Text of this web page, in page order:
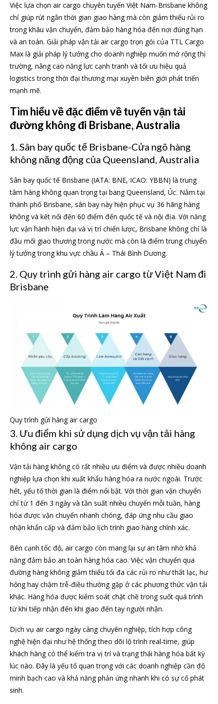
Việc lựa chọn air cargo chuyên tuyến Việt Nam-Brisbane không
chỉ giúp rút ngắn thời gian giao hàng mà còn giảm thiểu rủi ro
trong khâu vận chuyển, đảm bảo hàng hóa đến nơi đúng hạn
và an toàn. Giải pháp vận tải air cargo trọn gói của TTL Cargo
Max là giải pháp lý tưởng cho doanh nghiệp muốn mở rộng thị
trường, nâng cao năng lực cạnh tranh và tối ưu hiệu quả
logistics trong thời đại thương mại xuyên biên giới phát triển
mạnh mẽ.
Tìm hiểu về đặc điểm về tuyến vận tải
đường không đi Brisbane, Australia
1. Sân bay quốc tế Brisbane-Cửa ngõ hàng
không năng động của Queensland, Australia
Sân bay quốc tế Brisbane (IATA: BNE, ICAO: YBBN) là trung
tâm hàng không quan trọng tại bang Queensland, Úc. Nằm tại
thành phố Brisbane, sân bay này hiện phục vụ 36 hãng hàng
không và kết nối đến 60 điểm đến quốc tế và nội địa. Với năng
lực vận hành hiện đại và vị trí chiến lược, Brisbane không chỉ là
đầu mối giao thương trong nước mà còn là điểm trung chuyển
lý tưởng trong khu vực châu Á – Thái Bình Dương.
2. Quy trình gửi hàng air cargo từ Việt Nam đi
Brisbane
Quy trình gửi hàng air cargo
3. Ưu điểm khi sử dụng dịch vụ vận tải hàng
không air cargo
Vận tải hàng không có rất nhiều ưu điểm và được nhiều doanh
nghiệp lựa chọn khi xuất khẩu hàng hóa ra nước ngoài. Trước
hết, yếu tố thời gian là điểm nổi bật. Với thời gian vận chuyển
chỉ từ 1 đến 3 ngày và tần suất nhiều chuyến mỗi tuần, hàng
hóa được vận chuyển nhanh chóng, đáp ứng nhu cầu giao
nhận khẩn cấp và đảm bảo lịch trình giao hàng chính xác.
Bên cạnh tốc độ, air cargo còn mang lại sự an tâm nhờ khả
năng đảm bảo an toàn hàng hóa cao. Việc vận chuyển qua
đường hàng không giảm thiểu tối đa các rủi ro như thất lạc, hư
hỏng hay chậm trễ-điều thường gặp ở các phương thức vận tải
khác. Hàng hóa được kiểm soát chặt chẽ trong suốt quá trình
từ khi tiếp nhận đến khi giao đến tay người nhận.
Dịch vụ air cargo ngày càng chuyên nghiệp, tích hợp công
nghệ hiện đại như hệ thống theo dõi lộ trình real-time, giúp
khách hàng có thể kiểm tra vị trí và trạng thái hàng hóa bất kỳ
lúc nào. Đây là yếu tố quan trọng với các doanh nghiệp cần độ
minh bạch cao và khả năng phản ứng nhanh khi có sự cố phát
sinh.